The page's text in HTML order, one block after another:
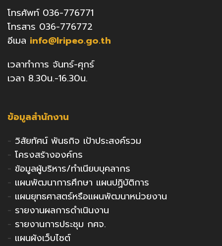
โทรศัพท์ 036-776771
โทรสาร 036-776772
อีเมล info@lripeo.go.th
เวลาทำการ จันทร์-ศุกร์
เวลา 8.30น.-16.30น.
ข้อมูลสำนักงาน
- วิสัยทัศน์ พันธกิจ เป้าประสงค์รวม
- โครงสร้างองค์กร
- ข้อมูลผู้บริหาร/ทำเนียบบุคลากร
- แผนพัฒนาการศึกษา แผนปฏิบัติการ
- แผนยุทธศาสตร์หรือแผนพัฒนาหน่วยงาน
- รายงานผลการดำเนินงาน
- รายงานการประชุม กศจ.
- แผนผังเว็บไซต์